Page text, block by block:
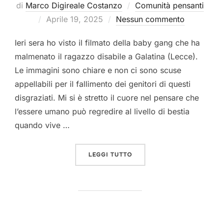
di Marco Digireale Costanzo
Comunità pensanti
Pubblicato
Aprile 19, 2025 Nessun commento
Ieri sera ho visto il filmato della baby gang che ha
malmenato il ragazzo disabile a Galatina (Lecce).
Le immagini sono chiare e non ci sono scuse
appellabili per il fallimento dei genitori di questi
disgraziati. Mi si è stretto il cuore nel pensare che
l’essere umano può regredire al livello di bestia
quando vive …
LEGGI TUTTO“BUONA PASQUA”